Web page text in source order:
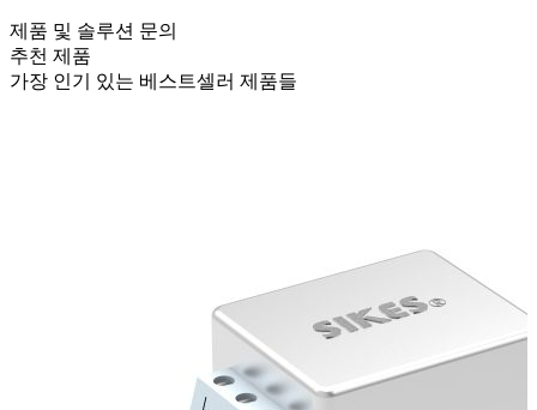
제품 및 솔루션 문의
추천 제품
가장 인기 있는 베스트셀러 제품들